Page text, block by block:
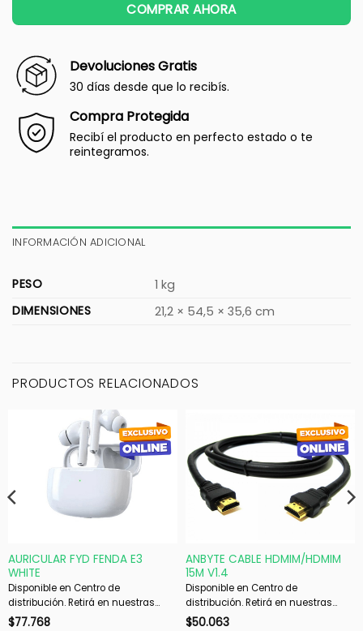
COMPRAR AHORA
Devoluciones Gratis
30 días desde que lo recibís.
Compra Protegida
Recibí el producto en perfecto estado o te
reintegramos.
INFORMACIÓN ADICIONAL
PESO
1 kg
DIMENSIONES
21,2 × 54,5 × 35,6 cm
PRODUCTOS RELACIONADOS
AURICULAR FYD FENDA E3
WHITE
Disponible en Centro de
distribución. Retirá en nuestras
sucursales en 48 hs hábiles. Si es
$77.768
ANBYTE CABLE HDMIM/HDMIM
15M V1.4
Disponible en Centro de
distribución. Retirá en nuestras
sucursales en 48 hs hábiles. Si es
$50.063